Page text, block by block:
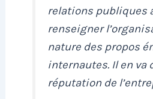
relations publiques
renseigner
nature des propos
internautes. Il en va
réputation de